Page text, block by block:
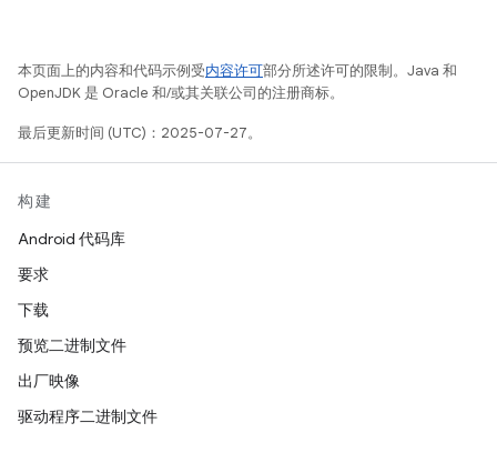
本页面上的内容和代码示例受内容许可部分所述许可的限制。Java 和
OpenJDK 是 Oracle 和/或其关联公司的注册商标。
最后更新时间 (UTC)：2025-07-27。
构建
Android 代码库
要求
下载
预览二进制文件
出厂映像
驱动程序二进制文件